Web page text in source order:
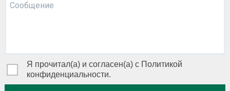
Сообщение
Я прочитал(а) и согласен(а) с Политикой
конфиденциальности.